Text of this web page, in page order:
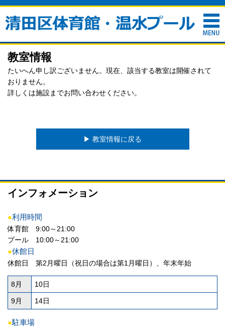
教室情報
たいへん申し訳ございません。現在、該当する教室は開催されて
おりません。
詳しくは施設までお問い合わせください。
▶︎ 教室情報に戻る
インフォメーション
●利用時間
体育館 9:00～21:00
プール 10:00～21:00
●休館日
休館日 第2月曜日（祝日の場合は第1月曜日）、年末年始
8月 10日
9月 14日
●駐車場